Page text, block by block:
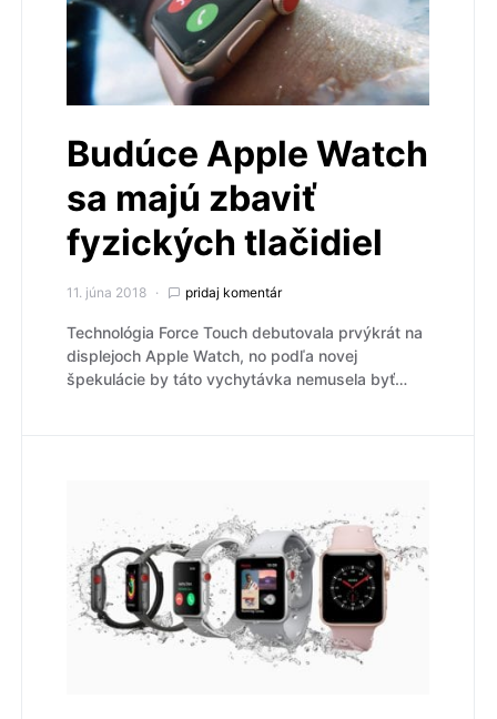
Budúce Apple Watch
sa majú zbaviť
fyzických tlačidiel
11. júna 2018 pridaj komentár
Technológia Force Touch debutovala prvýkrát na
displejoch Apple Watch, no podľa novej
špekulácie by táto vychytávka nemusela byť…